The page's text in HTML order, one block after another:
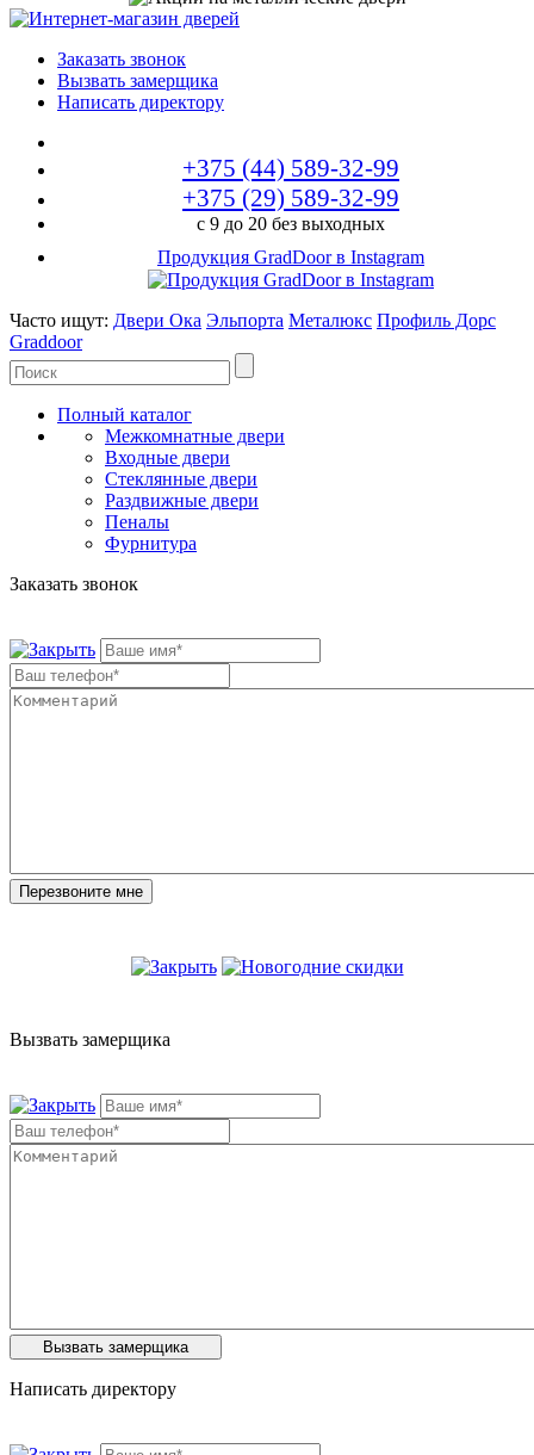
Заказать звонок
Вызвать замерщика
Написать директору
+375 (44) 589-32-99
+375 (29) 589-32-99
с 9 до 20 без выходных
Продукция GradDoor в Instagram
Часто ищут: Двери Ока Эльпорта Металюкс Профиль Дорс
Graddoor
Полный каталог
Межкомнатные двери
Входные двери
Стеклянные двери
Раздвижные двери
Пеналы
Фурнитура
Заказать звонок
Вызвать замерщика
Написать директору